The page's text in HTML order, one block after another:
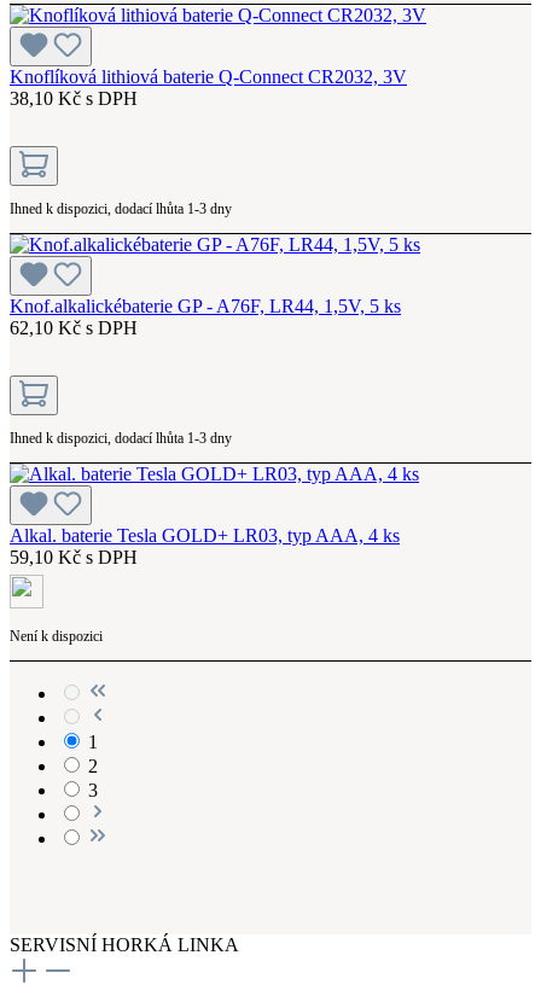
Knoflíková lithiová baterie Q-Connect CR2032, 3V
38,10 Kč s DPH
Ihned k dispozici, dodací lhůta 1-3 dny
Knof.alkalickébaterie GP - A76F, LR44, 1,5V, 5 ks
62,10 Kč s DPH
Ihned k dispozici, dodací lhůta 1-3 dny
Alkal. baterie Tesla GOLD+ LR03, typ AAA, 4 ks
59,10 Kč s DPH
Není k dispozici
1
2
3
SERVISNÍ HORKÁ LINKA